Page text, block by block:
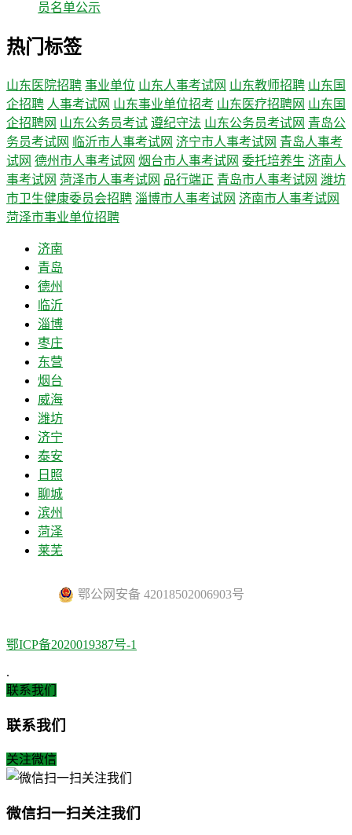
员名单公示
热门标签
山东医院招聘 事业单位 山东人事考试网 山东教师招聘 山东国
企招聘 人事考试网 山东事业单位招考 山东医疗招聘网 山东国
企招聘网 山东公务员考试 遵纪守法 山东公务员考试网 青岛公
务员考试网
临沂市人事考试网 济宁市人事考试网 青岛人事考
试网 德州市人事考试网 烟台市人事考试网 委托培养生 济南人
事考试网 菏泽市人事考试网 品行端正 青岛市人事考试网 潍坊
市卫生健康委员会招聘 淄博市人事考试网 济南市人事考试网
菏泽市事业单位招聘
济南
青岛
德州
临沂
淄博
枣庄
东营
烟台
威海
潍坊
济宁
泰安
日照
聊城
滨州
菏泽
莱芜
鄂公网安备 42018502006903号
鄂ICP备2020019387号-1
.
联系我们
联系我们
关注微信
微信扫一扫关注我们